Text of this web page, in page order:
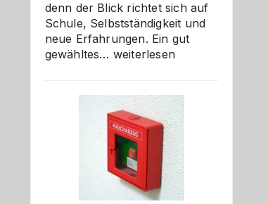
denn der Blick richtet sich auf
Schule, Selbstständigkeit und
neue Erfahrungen. Ein gut
gewähltes… Abschied
Kita
bewusst
und
herzlich
gestalten
weiterlesen